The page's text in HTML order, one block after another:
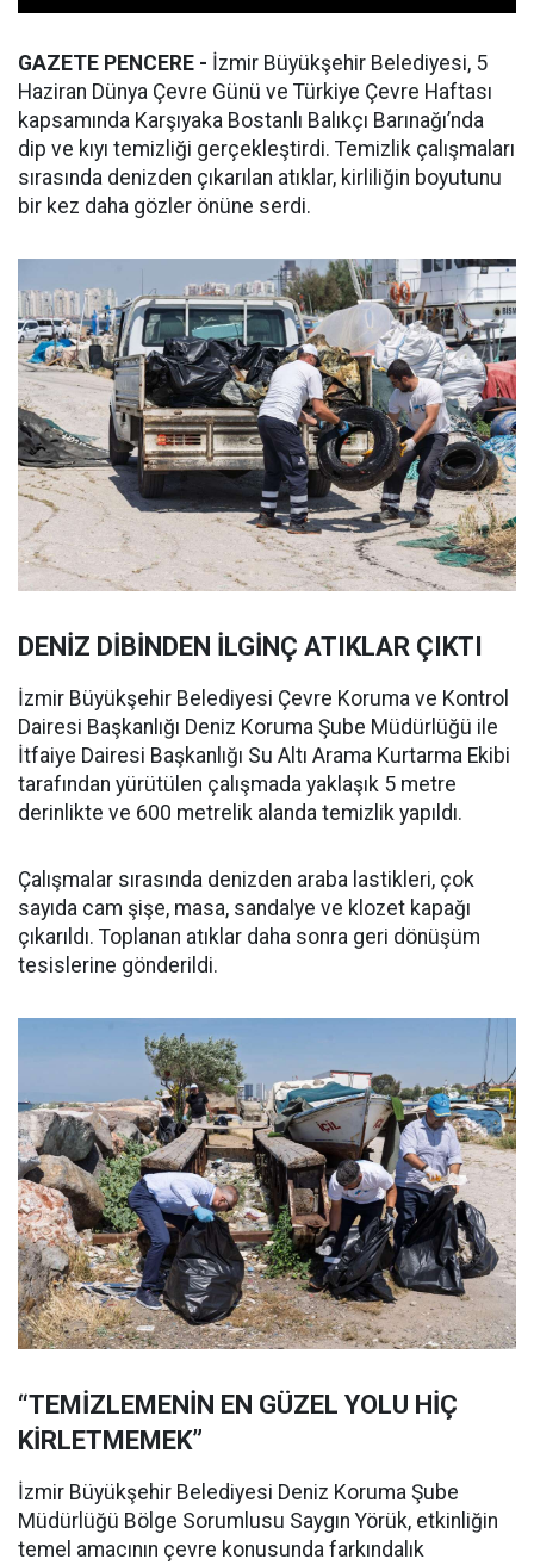
GAZETE PENCERE - İzmir Büyükşehir Belediyesi, 5
Haziran Dünya Çevre Günü ve Türkiye Çevre Haftası
kapsamında Karşıyaka Bostanlı Balıkçı Barınağı’nda
dip ve kıyı temizliği gerçekleştirdi. Temizlik çalışmaları
sırasında denizden çıkarılan atıklar, kirliliğin boyutunu
bir kez daha gözler önüne serdi.
DENİZ DİBİNDEN İLGİNÇ ATIKLAR ÇIKTI
İzmir Büyükşehir Belediyesi Çevre Koruma ve Kontrol
Dairesi Başkanlığı Deniz Koruma Şube Müdürlüğü ile
İtfaiye Dairesi Başkanlığı Su Altı Arama Kurtarma Ekibi
tarafından yürütülen çalışmada yaklaşık 5 metre
derinlikte ve 600 metrelik alanda temizlik yapıldı.
Çalışmalar sırasında denizden araba lastikleri, çok
sayıda cam şişe, masa, sandalye ve klozet kapağı
çıkarıldı. Toplanan atıklar daha sonra geri dönüşüm
tesislerine gönderildi.
“TEMİZLEMENİN EN GÜZEL YOLU HİÇ
KİRLETMEMEK”
İzmir Büyükşehir Belediyesi Deniz Koruma Şube
Müdürlüğü Bölge Sorumlusu Saygın Yörük, etkinliğin
temel amacının çevre konusunda farkındalık